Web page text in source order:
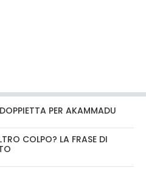
PER AKAMMADU
COLPO? LA FRASE DI